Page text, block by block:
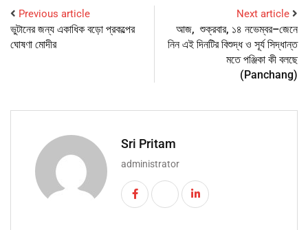
Previous article
ভুটানের জন্য একাধিক বড়ো প্রকল্পের
ঘোষণা মোদীর
Next article
আজ, শুক্রবার, ১৪ নভেম্বর–জেনে
নিন এই দিনটির বিশুদ্ধ ও সূর্য সিদ্ধান্ত
মতে পঞ্জিকা কী বলছে
(Panchang)
Sri Pritam
administrator